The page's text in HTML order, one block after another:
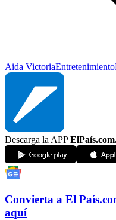
Aida VictoriaEntretenimiento
Descarga la APP
Convierta a El País
aquí